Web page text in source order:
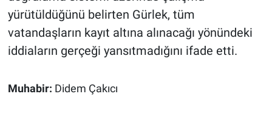
yürütüldüğünü belirten Gürlek, tüm
vatandaşların kayıt altına alınacağı yönündeki
iddiaların gerçeği yansıtmadığını ifade etti.
Muhabir: Didem Çakıcı